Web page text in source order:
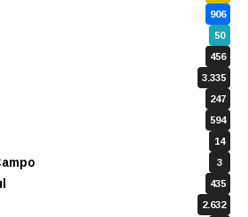
906
50
456
3.335
247
594
14
3
435
2.632